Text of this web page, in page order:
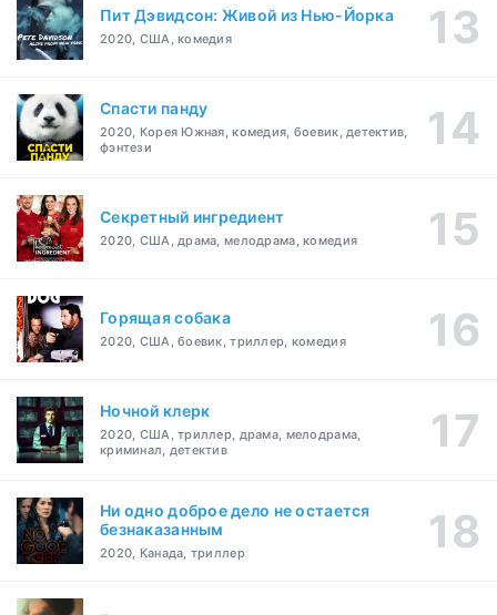
Пит Дэвидсон: Живой из Нью-Йорка
2020, США, комедия
Спасти панду
2020, Корея Южная, комедия, боевик, детектив,
фэнтези
Секретный ингредиент
2020, США, драма, мелодрама, комедия
Горящая собака
2020, США, боевик, триллер, комедия
Ночной клерк
2020, США, триллер, драма, мелодрама,
криминал, детектив
Ни одно доброе дело не остается
безнаказанным
2020, Канада, триллер